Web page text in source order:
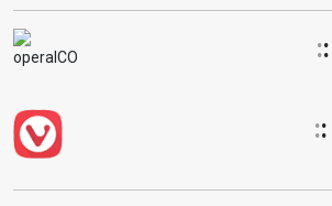
::
::